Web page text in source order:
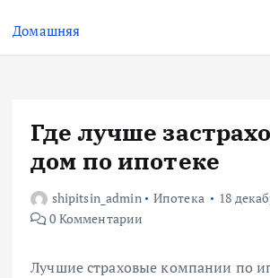
с
Домашняя
Где лучше
дом по ипотеке
shipitsin_admin Ипотека
18
0 Комментарии
Лучшие страховые компании по